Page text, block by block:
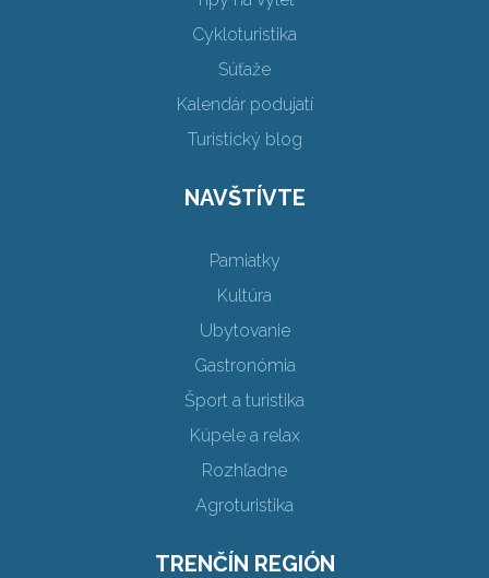
Cykloturistika
Súťaže
Kalendár podujatí
Turistický blog
NAVŠTÍVTE
Pamiatky
Kultúra
Ubytovanie
Gastronómia
Šport a turistika
Kúpele a relax
Rozhľadne
Agroturistika
TRENČÍN REGIÓN